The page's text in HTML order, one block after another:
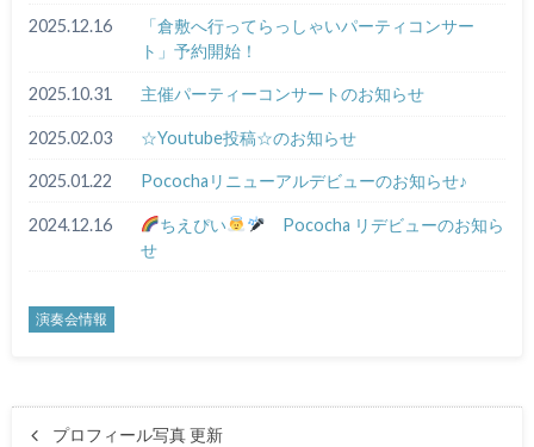
2025.12.16
「倉敷へ行ってらっしゃいパーティコンサー
ト」予約開始！
2025.10.31 主催パーティーコンサートのお知らせ
2025.02.03 ☆Youtube投稿☆のお知らせ
2025.01.22 Pocochaリニューアルデビューのお知らせ♪
2024.12.16 ちえぴい
Pococha リデビューのお知ら
せ
演奏会情報
プロフィール写真 更新